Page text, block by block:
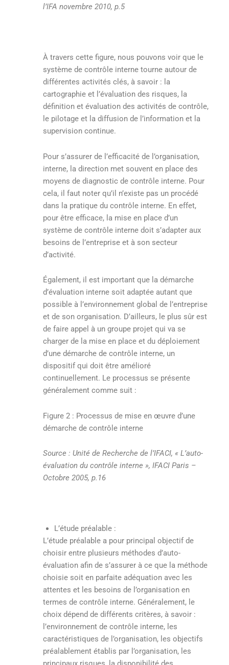
l’IFA novembre 2010, p.5
À travers cette figure, nous pouvons voir que le
système de contrôle interne tourne autour de
différentes activités clés, à savoir : la
cartographie et l’évaluation des risques, la
définition et évaluation des activités de contrôle,
le pilotage et la diffusion de l’information et la
supervision continue.
Pour s’assurer de l’efficacité de l’organisation,
interne, la direction met souvent en place des
moyens de diagnostic de contrôle interne. Pour
cela, il faut noter qu’il n’existe pas un procédé
dans la pratique du contrôle interne. En effet,
pour être efficace, la mise en place d’un
système de contrôle interne doit s’adapter aux
besoins de l’entreprise et à son secteur
d’activité.
Également, il est important que la démarche
d’évaluation interne soit adaptée autant que
possible à l’environnement global de l’entreprise
et de son organisation. D’ailleurs, le plus sûr est
de faire appel à un groupe projet qui va se
charger de la mise en place et du déploiement
d’une démarche de contrôle interne, un
dispositif qui doit être amélioré
continuellement. Le processus se présente
généralement comme suit :
Figure 2 : Processus de mise en œuvre d’une
démarche de contrôle interne
Source : Unité de Recherche de l’IFACI, « L’auto-
évaluation du contrôle interne », IFACI Paris –
Octobre 2005, p.16
L’étude préalable :
L’étude préalable a pour principal objectif de
choisir entre plusieurs méthodes d’auto-
évaluation afin de s’assurer à ce que la méthode
choisie soit en parfaite adéquation avec les
attentes et les besoins de l’organisation en
termes de contrôle interne. Généralement, le
choix dépend de différents critères, à savoir :
l’environnement de contrôle interne, les
caractéristiques de l’organisation, les objectifs
préalablement établis par l’organisation, les